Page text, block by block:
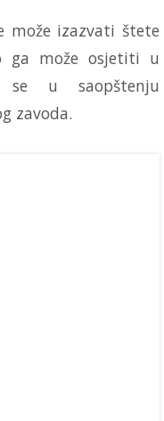
može izazvati štete
ga može osjetiti u
se u saopštenju
zavoda.